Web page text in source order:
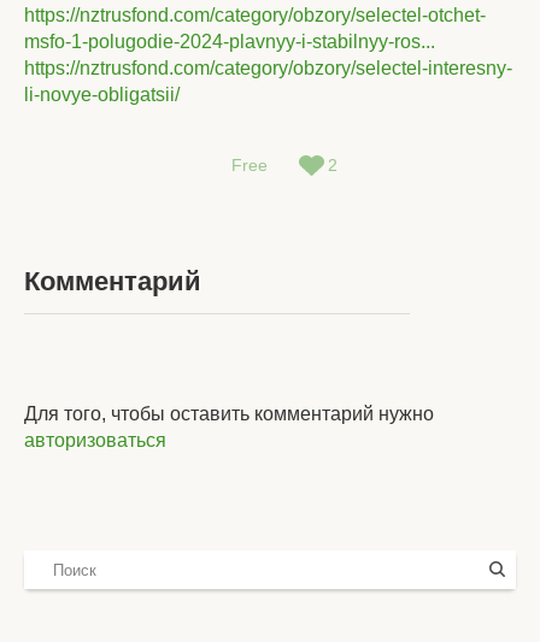
https://nztrusfond.com/category/obzory/selectel-otchet-
msfo-1-polugodie-2024-plavnyy-i-stabilnyy-ros...
https://nztrusfond.com/category/obzory/selectel-interesny-
li-novye-obligatsii/
Free 2
Комментарий
Для того, чтобы оставить комментарий нужно
авторизоваться